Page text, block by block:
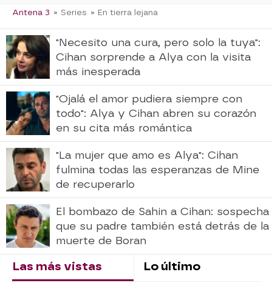
Antena 3 » Series » En tierra lejana
"Necesito una cura, pero solo la tuya":
Cihan sorprende a Alya con la visita
más inesperada
"Ojalá el amor pudiera siempre con
todo": Alya y Cihan abren su corazón
en su cita más romántica
"La mujer que amo es Alya": Cihan
fulmina todas las esperanzas de Mine
de recuperarlo
El bombazo de Sahin a Cihan: sospecha
que su padre también está detrás de la
muerte de Boran
Las más vistas Lo último